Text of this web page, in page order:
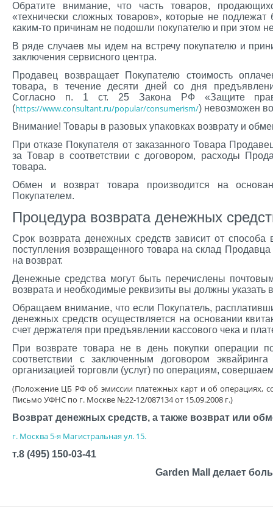
Обратите внимание, что часть товаров,
«технически сложных товаров», которые не
каким-то причинам не подошли покупателю и при этом
В ряде случаев мы идем на встречу покупателю и
заключения сервисного центра.
Продавец возвращает Покупателю стоимость
товара, в течение десяти дней со дня
Согласно п. 1 ст. 25 Закона РФ «Защите
(https://www.consultant.ru/popular/consumerism/) невозможен
Внимание! Товары в разовых упаковках возврату и
При отказе Покупателя от заказанного Товара
за Товар в соответствии с договором, расходы
товара.
Обмен и возврат товара производится на
Покупателем.
Процедура возврата денежных
Срок возврата денежных средств зависит от
поступления возвращенного товара на склад
на возврат.
Денежные средства могут быть перечислены
возврата и необходимые реквизиты вы должны указать
Обращаем внимание, что если Покупатель,
денежных средств осуществляется на основании
счет держателя при предъявлении кассового чека и
При возврате товара не в день покупки операции
соответствии с заключенным договором
организацией торговли (услуг) по операциям,
(Положение ЦБ РФ об эмиссии платежных карт и об операциях,
Письмо УФНС по г. Москве №22-12/087134 от 15.09.2008 г.)
Возврат денежных средств, а также возврат или
г. Москва 5-я Магистральная ул. 15.
т.8 (495) 150-03-41
Garden Mall делает